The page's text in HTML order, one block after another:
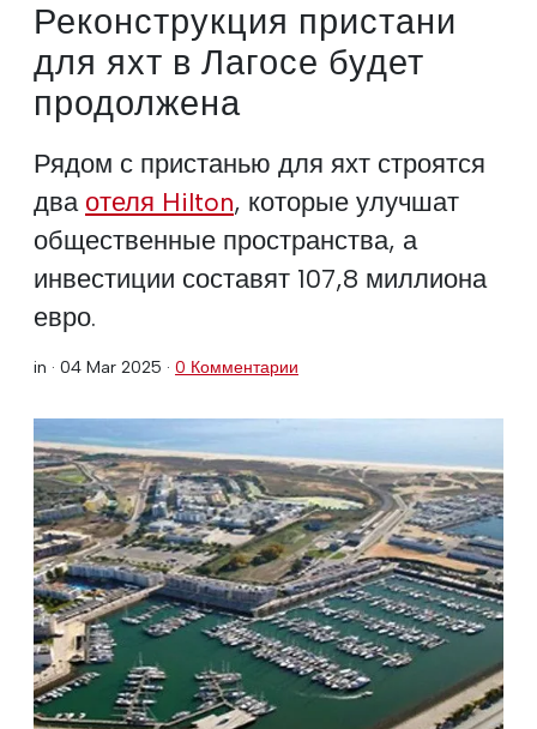
Реконструкция пристани
для яхт в Лагосе будет
продолжена
Рядом с пристанью для яхт строятся
два отеля Hilton, которые улучшат
общественные пространства, а
инвестиции составят 107,8 миллиона
евро.
in · 04 Mar 2025 · 0 Комментарии